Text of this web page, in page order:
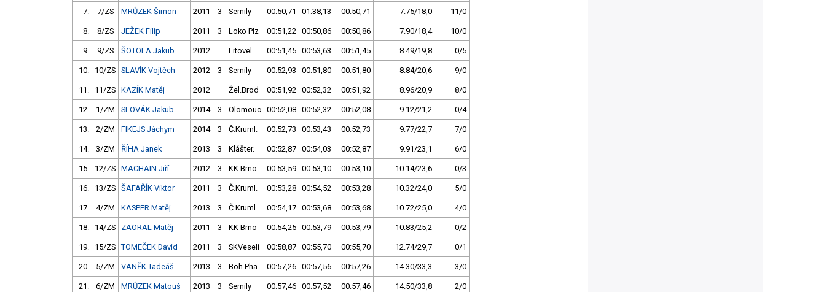
7. 7/ZS MRŮZEK Šimon 2011 3 Semily 00:50,71 01:38,13 00:50,71 7.75/18,0 11/0
8. 8/ZS JEŽEK Filip 2011 3 Loko Plz 00:51,22 00:50,86 00:50,86 7.90/18,4 10/0
9. 9/ZS ŠOTOLA Jakub 2012 Litovel 00:51,45 00:53,63 00:51,45 8.49/19,8 0/5
10. 10/ZS SLAVÍK Vojtěch 2012 3 Semily 00:52,93 00:51,80 00:51,80 8.84/20,6 9/0
11. 11/ZS KAZÍK Matěj 2012 Žel.Brod 00:51,92 00:52,32 00:51,92 8.96/20,9 8/0
12. 1/ZM SLOVÁK Jakub 2014 3 Olomouc 00:52,08 00:52,32 00:52,08 9.12/21,2 0/4
13. 2/ZM FIKEJS Jáchym 2014 3 Č.Kruml. 00:52,73 00:53,43 00:52,73 9.77/22,7 7/0
14. 3/ZM ŘÍHA Janek 2013 3 Klášter. 00:52,87 00:54,03 00:52,87 9.91/23,1 6/0
15. 12/ZS MACHAIN Jiří 2012 3 KK Brno 00:53,59 00:53,10 00:53,10 10.14/23,6 0/3
16. 13/ZS ŠAFAŘÍK Viktor 2011 3 Č.Kruml. 00:53,28 00:54,52 00:53,28 10.32/24,0 5/0
17. 4/ZM KASPER Matěj 2013 3 Č.Kruml. 00:54,17 00:53,68 00:53,68 10.72/25,0 4/0
18. 14/ZS ZAORAL Matěj 2011 3 KK Brno 00:54,25 00:53,79 00:53,79 10.83/25,2 0/2
19. 15/ZS TOMEČEK David 2011 3 SKVeselí 00:58,87 00:55,70 00:55,70 12.74/29,7 0/1
20. 5/ZM VANĚK Tadeáš 2013 3 Boh.Pha 00:57,26 00:57,56 00:57,26 14.30/33,3 3/0
21. 6/ZM MRŮZEK Matouš 2013 3 Semily 00:57,46 00:57,52 00:57,46 14.50/33,8 2/0